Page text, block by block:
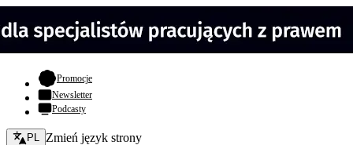
Promocje- otwiera się w nowej karcie
Newsletter
Podcasty
Zmień język - bieżący:
PL Zmień język strony